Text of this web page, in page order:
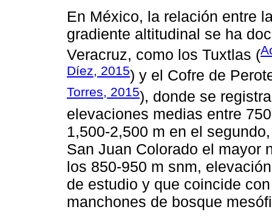
En México, la relación entre
gradiente altitudinal se ha
Veracruz, como los Tuxtlas (
Díez, 2015) y el Cofre de
Torres, 2015), donde se
elevaciones medias entre
1,500-2,500 m en el
San Juan Colorado el mayor
los 850-950 m snm,
de estudio y que coincide
manchones de bosque